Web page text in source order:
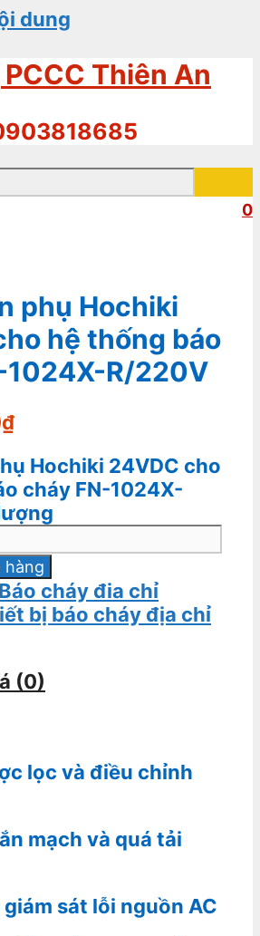
dung
Thiên An
0
phụ Hochiki
hệ thống báo
1024X-R/220V
₫
Hochiki 24VDC cho
cháy FN-1024X-
hàng
Báo cháy đia chỉ
bị báo cháy địa chỉ
(0)
lọc và điều chỉnh
mạch và quá tải
sát lỗi nguồn AC